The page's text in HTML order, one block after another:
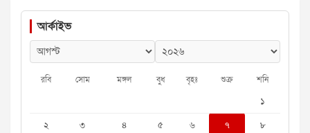
আর্কাইভ
রবি সোম মঙ্গল বুধ বৃহঃ শুক্র শনি
১
২
৩ ৪ ৫ ৬ ৭
৮